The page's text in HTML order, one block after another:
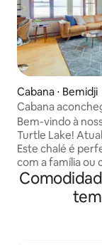
Cabana ⋅ Bemidji
Cabana
Turtle Lake!
permitidos)
Bem-vindo à
Turtle Lake!
Este chalé é
com a família ou
próximos! Localização privilegiada em
um dos
região. Se você